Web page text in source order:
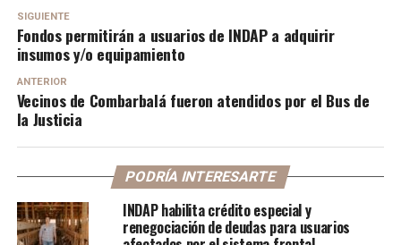
SIGUIENTE
Fondos permitirán a usuarios de INDAP a adquirir
insumos y/o equipamiento
ANTERIOR
Vecinos de Combarbalá fueron atendidos por el Bus de
la Justicia
PODRÍA INTERESARTE
INDAP habilita crédito especial y
renegociación de deudas para usuarios